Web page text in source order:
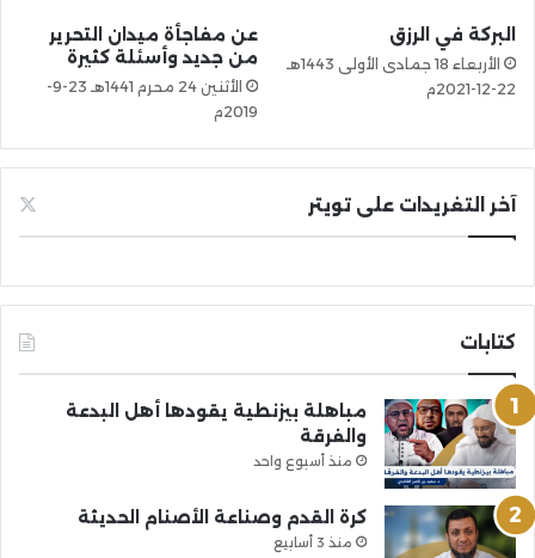
البركة في الرزق
الأربعاء 18 جمادى الأولى 1443هـ
22-12-2021م
عن مفاجأة ميدان التحرير
من جديد وأسئلة كثيرة
الأثنين 24 محرم 1441هـ 23-9-
2019م
آخر التغريدات على تويتر
كتابات
مباهلة بيزنطية يقودها أهل البدعة
والفرقة
منذ أسبوع واحد
كرة القدم وصناعة الأصنام الحديثة
منذ 3 أسابيع